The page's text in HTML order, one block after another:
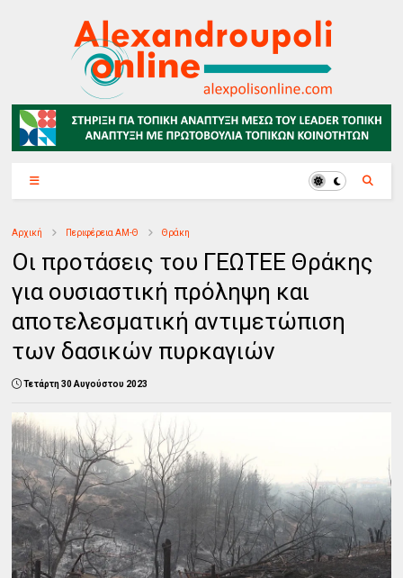
Αρχική Περιφέρεια ΑΜ-Θ Θράκη
Οι προτάσεις του ΓΕΩΤΕΕ Θράκης
για ουσιαστική πρόληψη και
αποτελεσματική αντιμετώπιση
των δασικών πυρκαγιών
Τετάρτη 30 Αυγούστου 2023